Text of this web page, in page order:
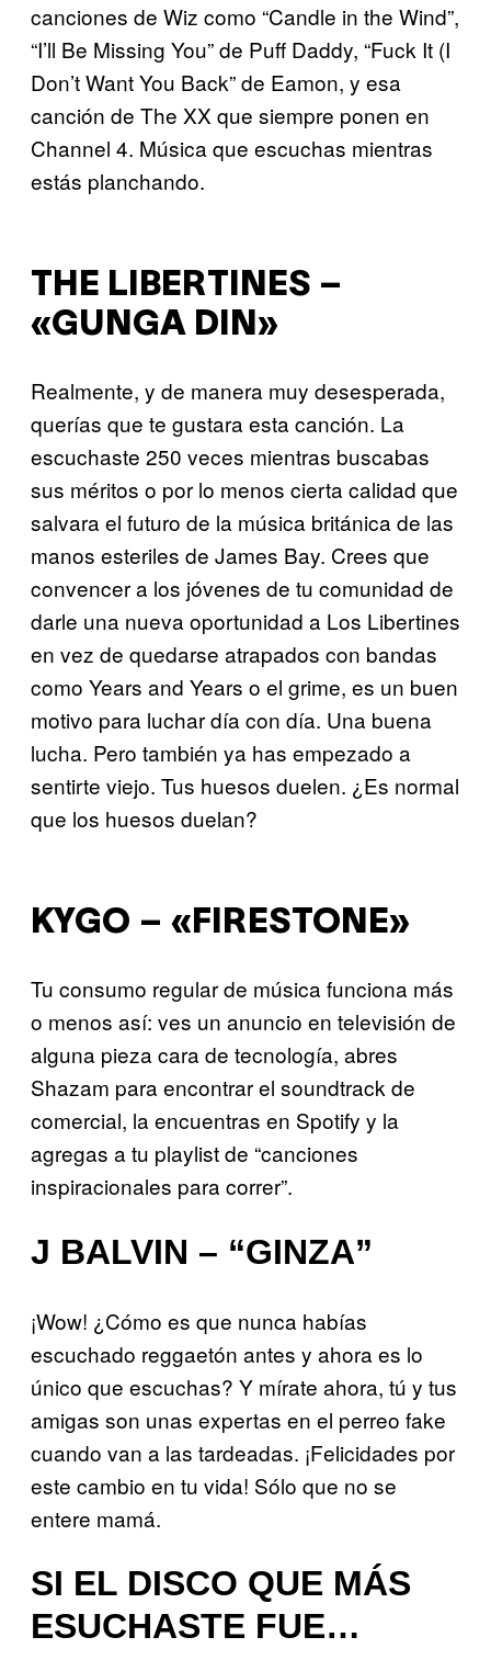
canciones de Wiz como “Candle in the Wind”,
“I’ll Be Missing You” de Puff Daddy, “Fuck It (I
Don’t Want You Back” de Eamon, y esa
canción de The XX que siempre ponen en
Channel 4. Música que escuchas mientras
estás planchando.
THE LIBERTINES –
«GUNGA DIN»
Realmente, y de manera muy desesperada,
querías que te gustara esta canción. La
escuchaste 250 veces mientras buscabas
sus méritos o por lo menos cierta calidad que
salvara el futuro de la música británica de las
manos esteriles de James Bay. Crees que
convencer a los jóvenes de tu comunidad de
darle una nueva oportunidad a Los Libertines
en vez de quedarse atrapados con bandas
como Years and Years o el grime, es un buen
motivo para luchar día con día. Una buena
lucha. Pero también ya has empezado a
sentirte viejo. Tus huesos duelen. ¿Es normal
que los huesos duelan?
KYGO – «FIRESTONE»
Tu consumo regular de música funciona más
o menos así: ves un anuncio en televisión de
alguna pieza cara de tecnología, abres
Shazam para encontrar el soundtrack de
comercial, la encuentras en Spotify y la
agregas a tu playlist de “canciones
inspiracionales para correr”.
J BALVIN – “GINZA”
¡Wow! ¿Cómo es que nunca habías
escuchado reggaetón antes y ahora es lo
único que escuchas? Y mírate ahora, tú y tus
amigas son unas expertas en el perreo fake
cuando van a las tardeadas. ¡Felicidades por
este cambio en tu vida! Sólo que no se
entere mamá.
SI EL DISCO QUE MÁS
ESUCHASTE FUE…